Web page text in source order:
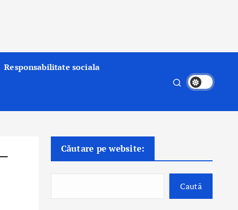
Responsabilitate sociala
Căutare pe website:
Caută